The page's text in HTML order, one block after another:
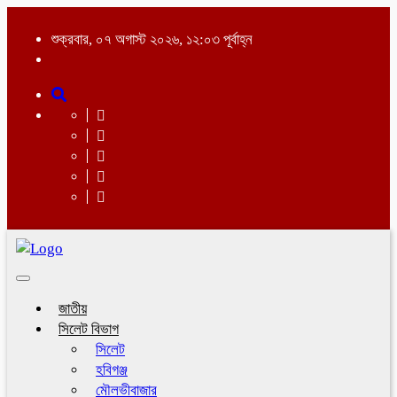
শুক্রবার, ০৭ অগাস্ট ২০২৬, ১২:০৩ পূর্বাহ্ন
Toggle
জাতীয়
সিলেট বিভাগ
সিলেট
হবিগঞ্জ
মৌলভীবাজার